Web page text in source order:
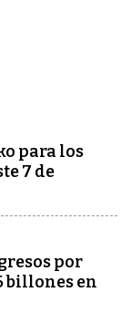
para los
7 de
por
billones en